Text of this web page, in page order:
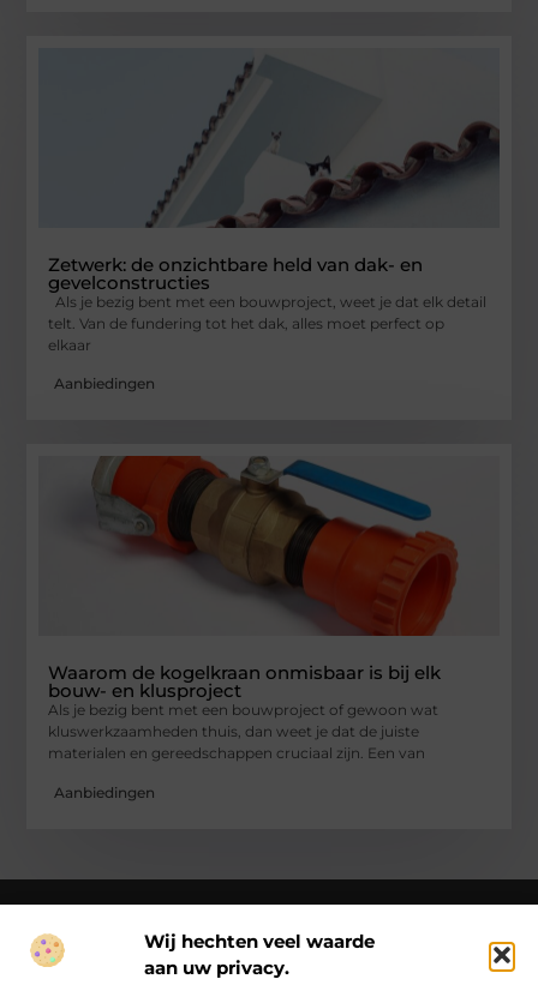
Wij hechten veel waarde
aan uw privacy.
Zetwerk: de onzichtbare held van dak- en
gevelconstructies
Als je bezig bent met een bouwproject, weet je dat elk detail
telt. Van de fundering tot het dak, alles moet perfect op
elkaar
Aanbiedingen
Waarom de kogelkraan onmisbaar is bij elk
bouw- en klusproject
Als je bezig bent met een bouwproject of gewoon wat
kluswerkzaamheden thuis, dan weet je dat de juiste
materialen en gereedschappen cruciaal zijn. Een van
Aanbiedingen
Over Ck Producties